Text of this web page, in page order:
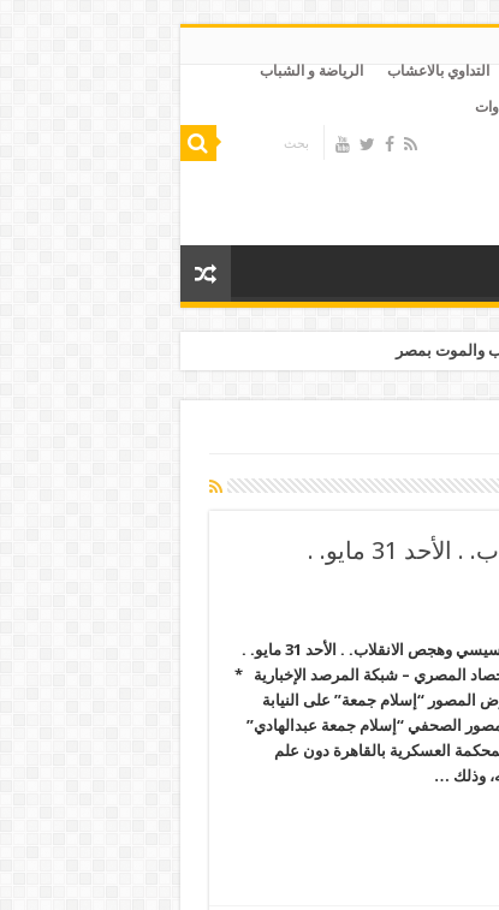
التداوي بالاعشاب الرياضة و الشباب
والموت بمصر
شعب مصر في ظل نحس السيسي وهجص الانقلاب. . الأحد 31 مايو. .
شعب مصر في ظل نحس السيسي وهجص الانقلاب. . الأحد 31 مايو. .
المصري – شبكة المرصد الإخبارية *
35 يوماً: عرض المصور “‏إسلام جمعة” على النيابة
الصحفي “إسلام جمعة عبدالهادي”
على المحكمة العسكرية بالقاهرة دون علم
وذلك …